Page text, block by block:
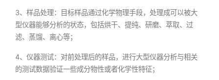
3、样品处理：目标样品通过化学物理手段，处理成可以被大
型仪器能够分析的状态，包括烘干、提纯、研磨、萃取、过
滤、蒸馏、离心等；
4、仪器测试：对前处理后的样品，进行大型仪器分析与相关
的测试数据验证一些成分物性或者化学性特征；